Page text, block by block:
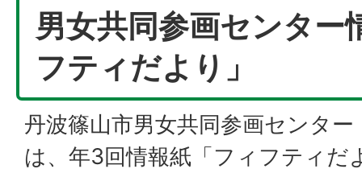
男女共同参画センター
フティだより」
丹波篠山市男女共同参画センタ
は、年3回情報紙「フィフティだ